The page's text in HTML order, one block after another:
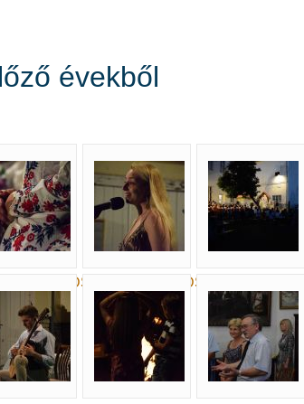
évekből
0_15_231516_DSH…